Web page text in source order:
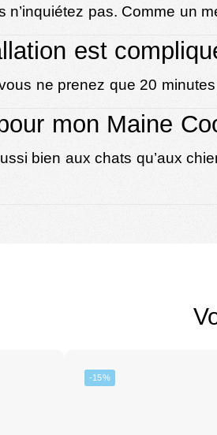
pas. Comme un
est
ne prenez que 20
mon Maine
bien aux chats qu’aux
-15%